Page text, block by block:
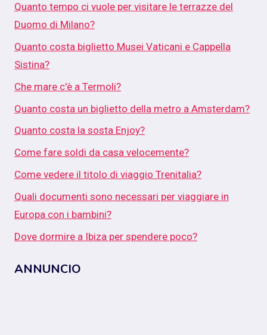
Quanto tempo ci vuole per visitare le terrazze del
Duomo di Milano?
Quanto costa biglietto Musei Vaticani e Cappella
Sistina?
Che mare c'è a Termoli?
Quanto costa un biglietto della metro a Amsterdam?
Quanto costa la sosta Enjoy?
Come fare soldi da casa velocemente?
Come vedere il titolo di viaggio Trenitalia?
Quali documenti sono necessari per viaggiare in
Europa con i bambini?
Dove dormire a Ibiza per spendere poco?
ANNUNCIO